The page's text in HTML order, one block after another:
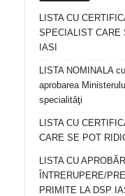
LISTA CU
SPECIALIST CARE
IASI
LISTA NOMINALA
aprobarea
specialităţi
LISTA CU
CARE SE POT
LISTA CU
ÎNTRERUPERE/
PRIMITE LA DSP